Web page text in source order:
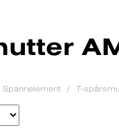
Spännelement T-